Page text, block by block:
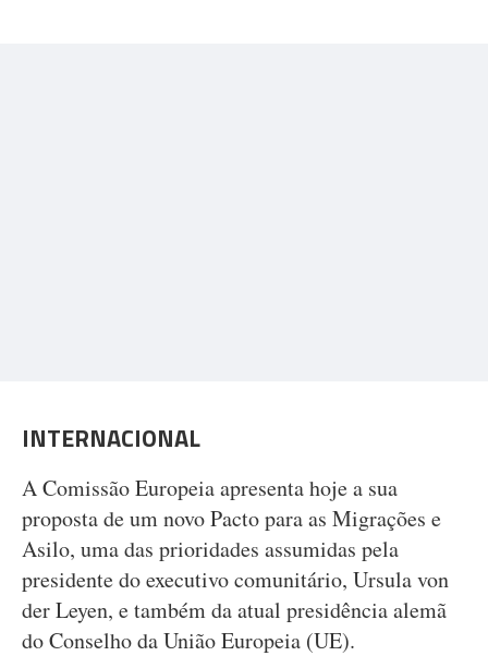
INTERNACIONAL
A Comissão Europeia apresenta hoje a sua
proposta de um novo Pacto para as Migrações e
Asilo, uma das prioridades assumidas pela
presidente do executivo comunitário, Ursula von
der Leyen, e também da atual presidência alemã
do Conselho da União Europeia (UE).